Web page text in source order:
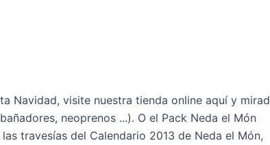
Navidad, visite nuestra tienda online aquí y mirad
neoprenos ...). O el Pack Neda el Món
travesías del Calendario 2013 de Neda el Món,